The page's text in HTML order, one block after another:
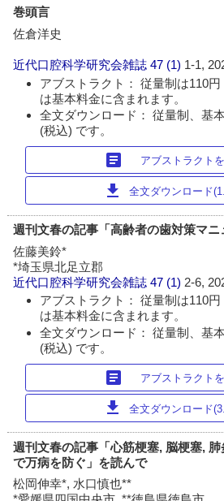
巻頭言
佐倉洋史
近代口腔科学研究会雑誌 47 (1) 1-1,
アブストラクト： 従量制は110
は基本料金に含まれます。
全文ダウンロード： 従量制、基
(税込) です。
article アブストラクト
download 全文ダウンロード
週刊文春の記事「高齢者の歯対策マ
佐藤美鈴*
*埼玉県北足立郡
近代口腔科学研究会雑誌 47 (1) 2-6,
アブストラクト： 従量制は110
は基本料金に含まれます。
全文ダウンロード： 従量制、基
(税込) です。
article アブストラクト
download 全文ダウンロード
週刊文春の記事「心筋梗塞, 脳梗塞, 肺
で万病を防ぐ」を読んで
松岡伸幸*, 水口慎也**